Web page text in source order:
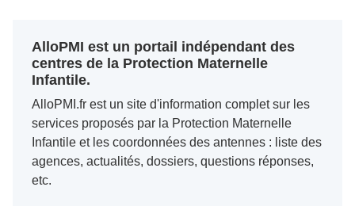
AlloPMI est un portail indépendant des
centres de la Protection Maternelle
Infantile.
AlloPMI.fr est un site d'information complet sur les
services proposés par la Protection Maternelle
Infantile et les coordonnées des antennes : liste des
agences, actualités, dossiers, questions réponses,
etc.